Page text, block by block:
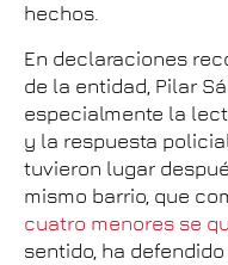
hechos.
En declaraciones
de la entidad, Pilar
especialmente la
y la respuesta
tuvieron lugar
mismo barrio, que
cuatro menores se
sentido, ha